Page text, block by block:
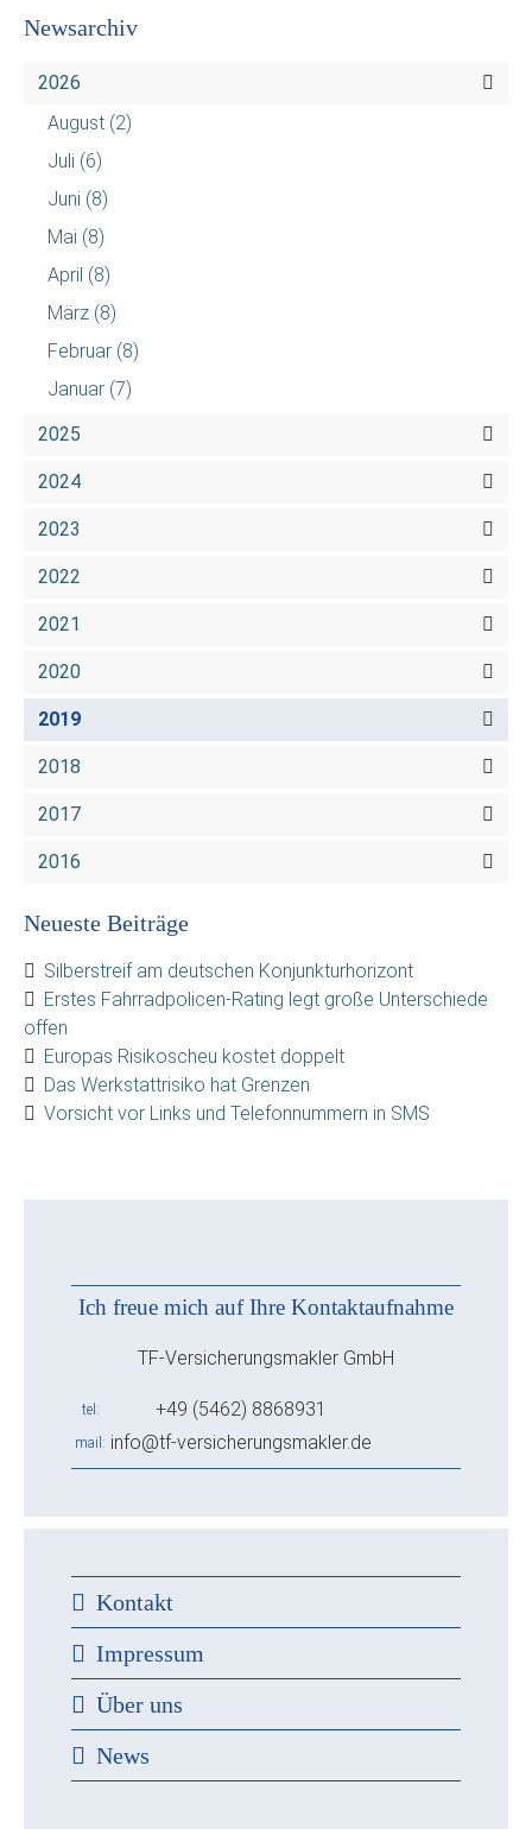
Newsarchiv
2026
August (2)
Juli (6)
Juni (8)
Mai (8)
April (8)
März (8)
Februar (8)
Januar (7)
2025
2024
2023
2022
2021
2020
2019
2018
2017
2016
Neueste Beiträge
Silberstreif am deutschen Konjunkturhorizont
Erstes Fahrradpolicen-Rating legt große Unterschiede
offen
Europas Risikoscheu kostet doppelt
Das Werkstattrisiko hat Grenzen
Vorsicht vor Links und Telefonnummern in SMS
Ich freue mich auf Ihre Kontaktaufnahme
TF-Versicherungsmakler GmbH
tel +49 (5462) 8868931
mail info@tf-versicherungsmakler.de
Kontakt
Impressum
Über uns
News